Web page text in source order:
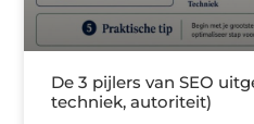
De 3 pijlers van SEO
techniek, autoriteit)